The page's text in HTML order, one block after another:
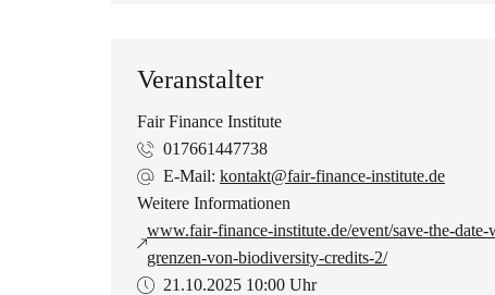
Veranstalter
Fair Finance Institute
017661447738
E-Mail: kontakt@fair-finance-institute.de
Weitere Informationen
www.fair-finance-institute.de/event/save-the-
grenzen-von-biodiversity-credits-2/
21.10.2025 10:00 Uhr